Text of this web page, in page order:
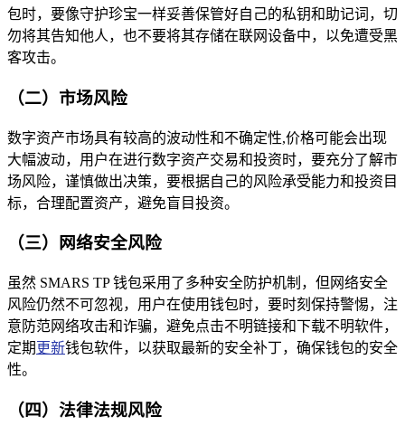
包时，要像守护珍宝一样妥善保管好自己的私钥和助记词，切
勿将其告知他人，也不要将其存储在联网设备中，以免遭受黑
客攻击。
（二）市场风险
数字资产市场具有较高的波动性和不确定性,价格可能会出现
大幅波动，用户在进行数字资产交易和投资时，要充分了解市
场风险，谨慎做出决策，要根据自己的风险承受能力和投资目
标，合理配置资产，避免盲目投资。
（三）网络安全风险
虽然 SMARS TP 钱包采用了多种安全防护机制，但网络安全
风险仍然不可忽视，用户在使用钱包时，要时刻保持警惕，注
意防范网络攻击和诈骗，避免点击不明链接和下载不明软件，
定期 更新钱包软件，以获取最新的安全补丁，确保钱包的安全
性。
（四）法律法规风险